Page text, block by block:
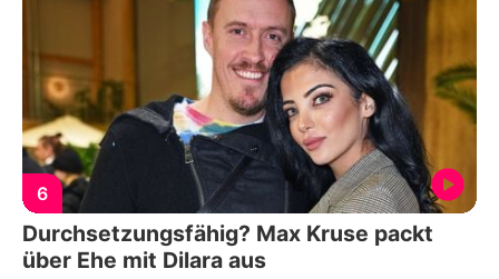
6
Durchsetzungsfähig? Max Kruse packt
über Ehe mit Dilara aus